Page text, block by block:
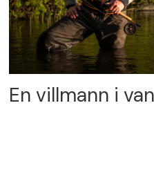
En villmann i